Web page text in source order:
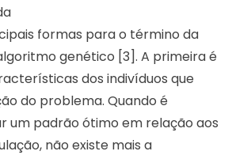
formas para o término da
genético [3]. A primeira é
dos indivíduos que
do problema. Quando é
um padrão ótimo em relação aos
não existe mais a